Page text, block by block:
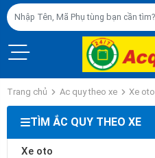
Trang chủ Ac quy theo xe Xe oto
TÌM ẮC QUY THEO XE
Xe oto